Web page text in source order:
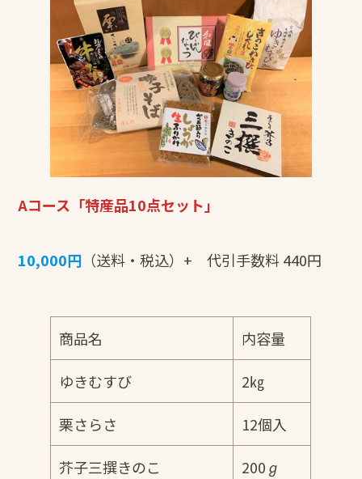
Aコース「特産品10点セット」
10,000円 （送料・税込）+ 代引手数料 440円
商品名 内容量
ゆきむすび 2㎏
栗さらさ 12個入
芥子三撰きのこ 200ℊ